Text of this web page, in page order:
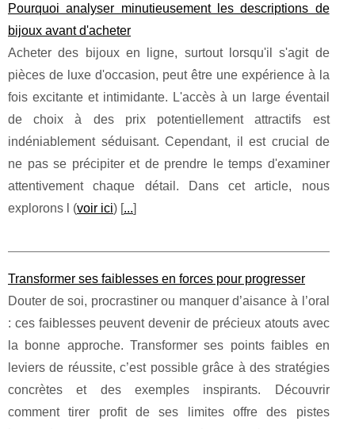
Pourquoi analyser minutieusement les descriptions de
bijoux avant d'acheter
Acheter des bijoux en ligne, surtout lorsqu'il s'agit de
pièces de luxe d'occasion, peut être une expérience à la
fois excitante et intimidante. L'accès à un large éventail
de choix à des prix potentiellement attractifs est
indéniablement séduisant. Cependant, il est crucial de
ne pas se précipiter et de prendre le temps d'examiner
attentivement chaque détail. Dans cet article, nous
explorons l (voir ici) [...]
Transformer ses faiblesses en forces pour progresser
Douter de soi, procrastiner ou manquer d’aisance à l’oral
: ces faiblesses peuvent devenir de précieux atouts avec
la bonne approche. Transformer ses points faibles en
leviers de réussite, c’est possible grâce à des stratégies
concrètes et des exemples inspirants. Découvrir
comment tirer profit de ses limites offre des pistes